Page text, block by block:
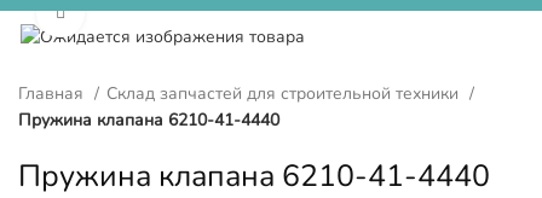
Нажмите, чтобы увеличить
Главная
Склад запчастей для строительной техники
Пружина клапана 6210-41-4440
Пружина клапана 6210-41-4440